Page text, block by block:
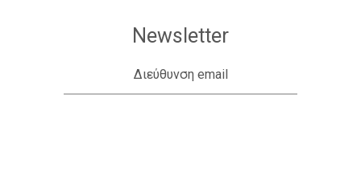
Newsletter
Διεύθυνση email